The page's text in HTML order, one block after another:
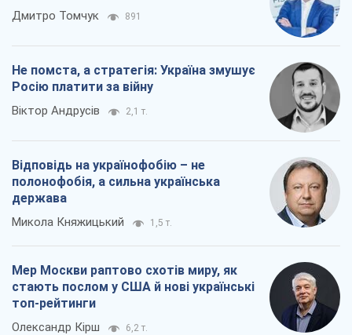
Дмитро Томчук 891
Не помста, а стратегія: Україна змушує
Росію платити за війну
Віктор Андрусів 2,1 т.
Відповідь на українофобію – не
полонофобія, а сильна українська
держава
Микола Княжицький 1,5 т.
Мер Москви раптово схотів миру, як
стають послом у США й нові українські
топ-рейтинги
Олександр Кірш 6,2 т.